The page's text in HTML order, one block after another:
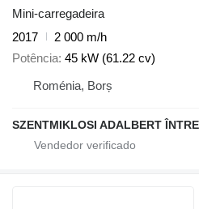
Mini-carregadeira
2017
2 000 m/h
Potência 45 kW (61.22 cv)
Roménia, Borș